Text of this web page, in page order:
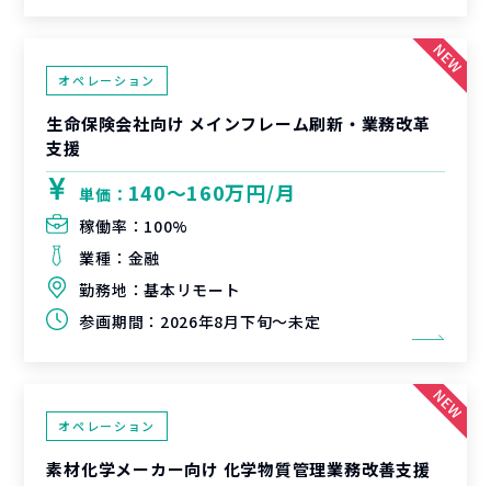
オペレーション
生命保険会社向け メインフレーム刷新・業務改革
支援
単価： 140〜160万円/月
稼働率： 100%
業種： 金融
勤務地：基本リモート
参画期間： 2026年8月下旬～未定
オペレーション
素材化学メーカー向け 化学物質管理業務改善支援